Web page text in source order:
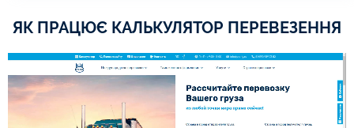
ЯК ПРАЦЮЄ КАЛЬКУЛЯТОР ПЕРЕВЕЗЕННЯ